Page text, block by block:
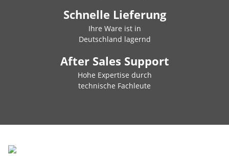
Schnelle Lieferung
Ihre Ware ist in
Deutschland lagernd
After Sales Support
Hohe Expertise durch
technische Fachleute